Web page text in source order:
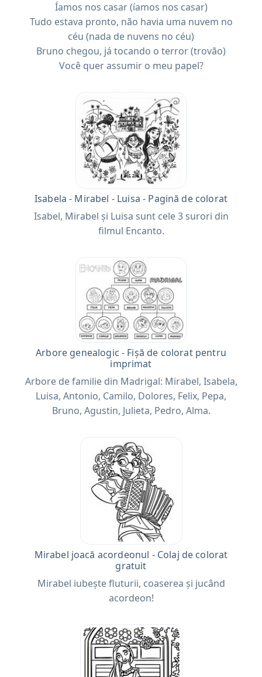
Íamos nos casar (íamos nos casar)
Tudo estava pronto, não havia uma nuvem no
céu (nada de nuvens no céu)
Bruno chegou, já tocando o terror (trovão)
Você quer assumir o meu papel?
Isabela - Mirabel - Luisa - Pagină de colorat
Isabel, Mirabel și Luisa sunt cele 3 surori din
filmul Encanto.
Arbore genealogic - Fișă de colorat pentru
imprimat
Arbore de familie din Madrigal: Mirabel, Isabela,
Luisa, Antonio, Camilo, Dolores, Felix, Pepa,
Bruno, Agustin, Julieta, Pedro, Alma.
Mirabel joacă acordeonul - Colaj de colorat
gratuit
Mirabel iubește fluturii, coaserea și jucând
acordeon!